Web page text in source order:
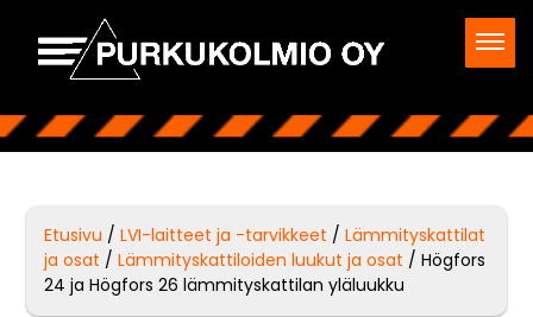
Etusivu /LVI-laitteet ja -tarvikkeet /Lämmityskattilat
ja osat /Lämmityskattiloiden luukut ja osat / Högfors
24 ja Högfors 26 lämmityskattilan yläluukku